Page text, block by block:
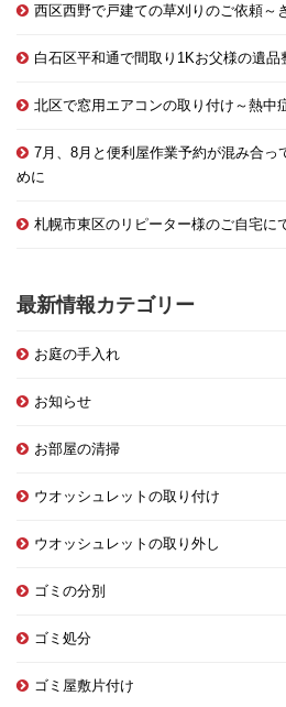
西区西野で戸建ての草刈りのご依頼～
白石区平和通で間取り1Kお父様の遺品
北区で窓用エアコンの取り付け～熱中
7月、8月と便利屋作業予約が混み合っ
めに
札幌市東区のリピーター様のご自宅に
最新情報カテゴリー
お庭の手入れ
お知らせ
お部屋の清掃
ウオッシュレットの取り付け
ウオッシュレットの取り外し
ゴミの分別
ゴミ処分
ゴミ屋敷片付け